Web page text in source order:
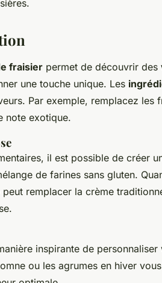
fraisier permet de découvrir des
une touche unique. Les
Par exemple, remplacez les
note exotique.
il est possible de créer
de farines sans gluten.
remplacer la crème
inspirante de
ou les agrumes en hiver